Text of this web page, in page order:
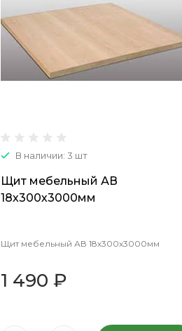
В наличии: 3 шт
Щит мебельный АВ
18х300х3000мм
Щит мебельный АВ 18х300х3000мм
1 490 ₽